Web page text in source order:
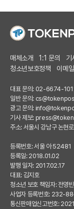
매체소개 1:1 문의 기
청소년보호정책
이메
대표 문의: 02-6674-
일반 문의:
광고 문의:
기사 제보:
주소: 서울시 강남구 논현
등록번호: 서울 아 52481
등록일: 2018.01.02
발행 일자: 2017.02.17
대표: 김지호
청소년 보호 책임자: 전영빈
사업자 등록번호: 232-
통신판매업신고번호: